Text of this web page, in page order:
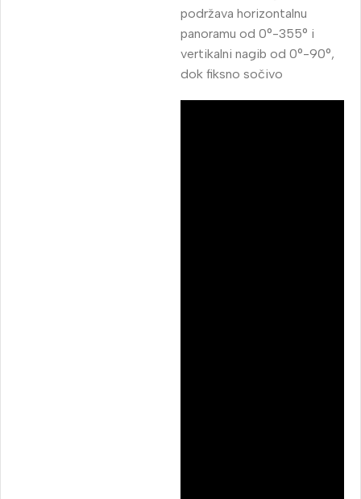
podržava horizontalnu
panoramu od 0°-355° i
vertikalni nagib od 0°-90°,
dok fiksno sočivo